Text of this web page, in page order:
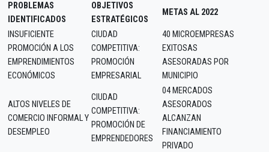
PROBLEMAS
IDENTIFICADOS
OBJETIVOS
ESTRATÉGICOS
METAS AL 2022
INSUFICIENTE
PROMOCIÓN A LOS
EMPRENDIMIENTOS
ECONÓMICOS
CIUDAD
COMPETITIVA:
PROMOCIÓN
EMPRESARIAL
40 MICROEMPRESAS
EXITOSAS
ASESORADAS POR
MUNICIPIO
ALTOS NIVELES DE
COMERCIO INFORMAL Y
DESEMPLEO
CIUDAD
COMPETITIVA:
PROMOCIÓN DE
EMPRENDEDORES
04 MERCADOS
ASESORADOS
ALCANZAN
FINANCIAMIENTO
PRIVADO